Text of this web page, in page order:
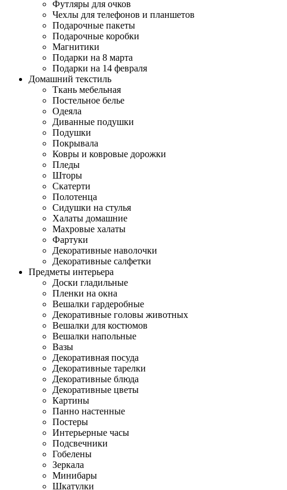
Футляры для очков
Чехлы для телефонов и планшетов
Подарочные пакеты
Подарочные коробки
Магнитики
Подарки на 8 марта
Подарки на 14 февраля
Домашний текстиль
Ткань мебельная
Постельное белье
Одеяла
Диванные подушки
Подушки
Покрывала
Ковры и ковровые дорожки
Пледы
Шторы
Скатерти
Полотенца
Сидушки на стулья
Халаты домашние
Махровые халаты
Фартуки
Декоративные наволочки
Декоративные салфетки
Предметы интерьера
Доски гладильные
Пленки на окна
Вешалки гардеробные
Декоративные головы животных
Вешалки для костюмов
Вешалки напольные
Вазы
Декоративная посуда
Декоративные тарелки
Декоративные блюда
Декоративные цветы
Картины
Панно настенные
Постеры
Интерьерные часы
Подсвечники
Гобелены
Зеркала
Минибары
Шкатулки